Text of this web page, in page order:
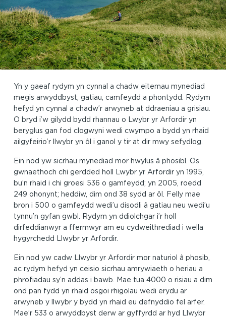
Yn y gaeaf rydym yn cynnal a chadw eitemau mynediad
megis arwyddbyst, gatiau, camfeydd a phontydd. Rydym
hefyd yn cynnal a chadw’r arwyneb at ddraeniau a grisiau.
O bryd i’w gilydd bydd rhannau o Lwybr yr Arfordir yn
beryglus gan fod clogwyni wedi cwympo a bydd yn rhaid
ailgyfeirio’r llwybr yn ôl i ganol y tir at dir mwy sefydlog.
Ein nod yw sicrhau mynediad mor hwylus â phosibl. Os
gwnaethoch chi gerdded holl Lwybr yr Arfordir yn 1995,
bu’n rhaid i chi groesi 536 o gamfeydd; yn 2005, roedd
249 ohonynt; heddiw, dim ond 38 sydd ar ôl. Felly mae
bron i 500 o gamfeydd wedi’u disodli â gatiau neu wedi’u
tynnu’n gyfan gwbl. Rydym yn ddiolchgar i’r holl
dirfeddianwyr a ffermwyr am eu cydweithrediad i wella
hygyrchedd Llwybr yr Arfordir.
Ein nod yw cadw Llwybr yr Arfordir mor naturiol â phosib,
ac rydym hefyd yn ceisio sicrhau amrywiaeth o heriau a
phrofiadau sy’n addas i bawb. Mae tua 4000 o risiau a dim
ond pan fydd yn rhaid osgoi rhigolau wedi erydu ar
arwyneb y llwybr y bydd yn rhaid eu defnyddio fel arfer.
Mae’r 533 o arwyddbyst derw ar gyffyrdd ar hyd Llwybr